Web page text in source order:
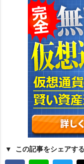
この記事をシェアする